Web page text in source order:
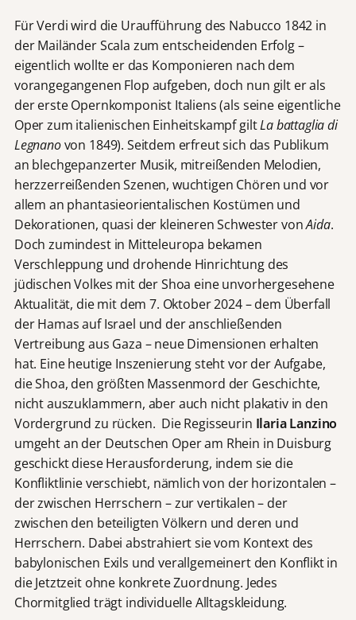
Für Verdi wird die Uraufführung des Nabucco 1842 in
der Mailänder Scala zum entscheidenden Erfolg –
eigentlich wollte er das Komponieren nach dem
vorangegangenen Flop aufgeben, doch nun gilt er als
der erste Opernkomponist Italiens (als seine eigentliche
Oper zum italienischen Einheitskampf giltLa battaglia di
Legnanovon 1849). Seitdem erfreut sich das Publikum
an blechgepanzerter Musik, mitreißenden Melodien,
herzzerreißenden Szenen, wuchtigen Chören und vor
allem an phantasieorientalischen Kostümen und
Dekorationen, quasi der kleineren Schwester vonAida.
Doch zumindest in Mitteleuropa bekamen
Verschleppung und drohende Hinrichtung des
jüdischen Volkes mit der Shoa eine unvorhergesehene
Aktualität, die mit dem 7. Oktober 2024 – dem Überfall
der Hamas auf Israel und der anschließenden
Vertreibung aus Gaza – neue Dimensionen erhalten
hat. Eine heutige Inszenierung steht vor der Aufgabe,
die Shoa, den größten Massenmord der Geschichte,
nicht auszuklammern, aber auch nicht plakativ in den
Vordergrund zu rücken. Die Regisseurin Ilaria Lanzino
umgeht an der Deutschen Oper am Rhein in Duisburg
geschickt diese Herausforderung, indem sie die
Konfliktlinie verschiebt, nämlich von der horizontalen –
der zwischen Herrschern – zur vertikalen – der
zwischen den beteiligten Völkern und deren und
Herrschern. Dabei abstrahiert sie vom Kontext des
babylonischen Exils und verallgemeinert den Konflikt in
die Jetztzeit ohne konkrete Zuordnung. Jedes
Chormitglied trägt individuelle Alltagskleidung.